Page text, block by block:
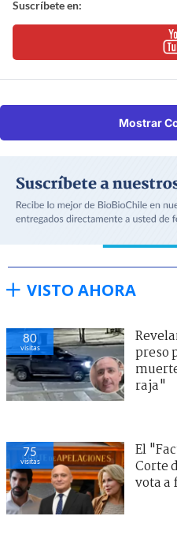
Suscríbete en:
Mostrar
VISTO AHORA
80
visitas
preso
raja"
75
visitas
El
Corte
vota a